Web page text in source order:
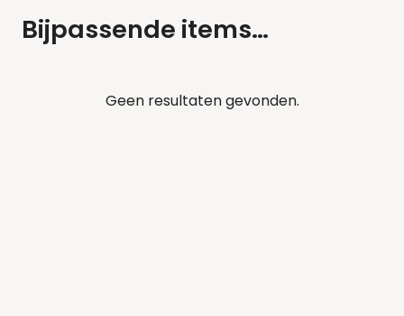
Bijpassende items…
Geen resultaten gevonden.